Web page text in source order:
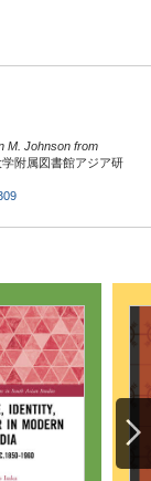
M. Johnson from
附属図書館アジア研